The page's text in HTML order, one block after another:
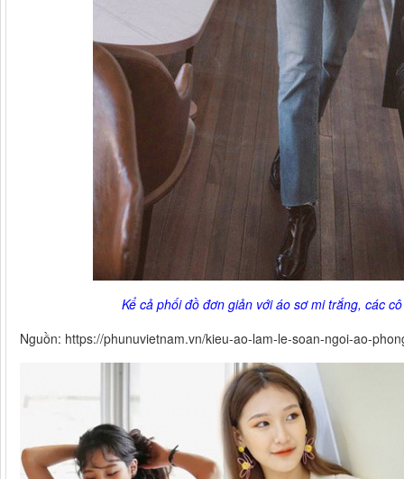
Kể cả phối đồ đơn giản với áo sơ mi trắng, các
Nguồn: https://phunuvietnam.vn/kieu-ao-lam-le-soan-ngoi-ao-